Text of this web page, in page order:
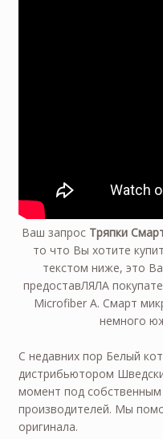
Ваш запрос Тряпки
то что Вы хотите
текстом ниже, это
предоставЛЯЛА
Microfiber А. Смарт
немного
С недавних пор Белый
дистрибьютором
момент под
производителей. Мы
оригинала.